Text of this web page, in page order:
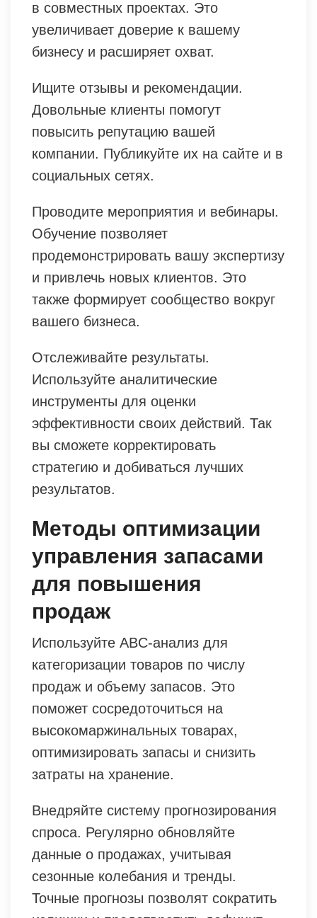
в совместных проектах. Это
увеличивает доверие к вашему
бизнесу и расширяет охват.
Ищите отзывы и рекомендации.
Довольные клиенты помогут
повысить репутацию вашей
компании. Публикуйте их на сайте и в
социальных сетях.
Проводите мероприятия и вебинары.
Обучение позволяет
продемонстрировать вашу экспертизу
и привлечь новых клиентов. Это
также формирует сообщество вокруг
вашего бизнеса.
Отслеживайте результаты.
Используйте аналитические
инструменты для оценки
эффективности своих действий. Так
вы сможете корректировать
стратегию и добиваться лучших
результатов.
Методы оптимизации
управления запасами
для повышения
продаж
Используйте ABC-анализ для
категоризации товаров по числу
продаж и объему запасов. Это
поможет сосредоточиться на
высокомаржинальных товарах,
оптимизировать запасы и снизить
затраты на хранение.
Внедряйте систему прогнозирования
спроса. Регулярно обновляйте
данные о продажах, учитывая
сезонные колебания и тренды.
Точные прогнозы позволят сократить